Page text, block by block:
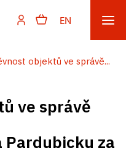
EN
objektů ve správě...
ve správě
za